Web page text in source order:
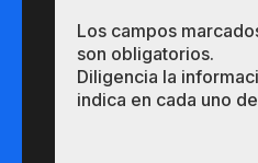
Los campos
son obligatorios.
Diligencia la
indica en cada uno